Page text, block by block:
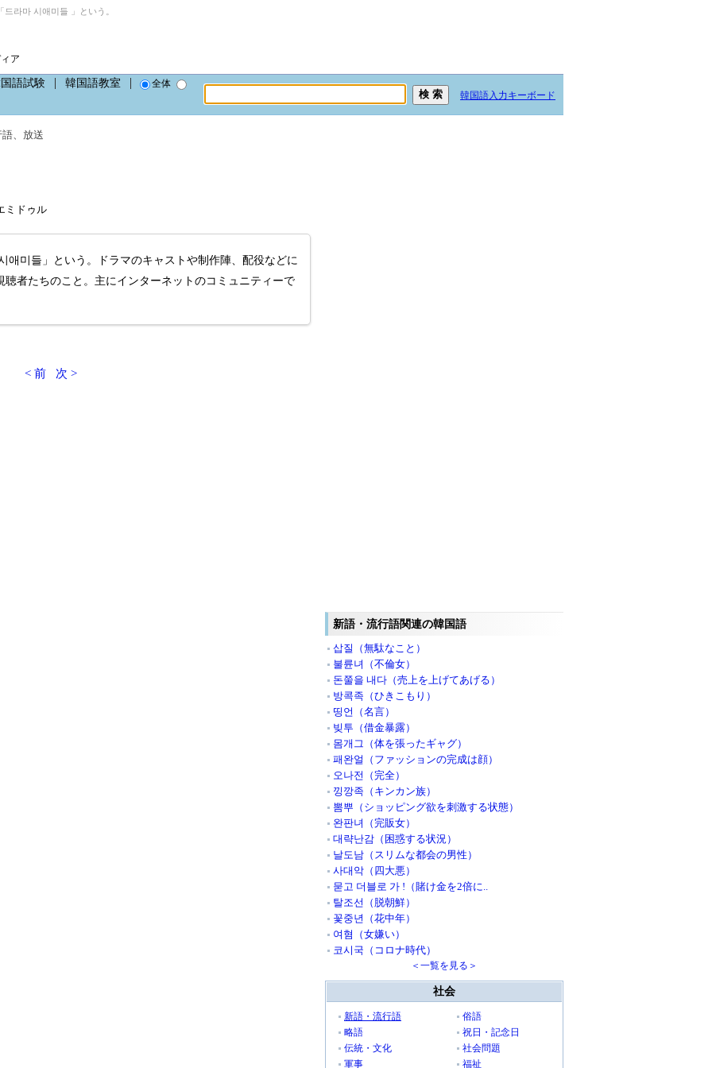
라마 시애미들 」という。
ア
語試験 韓国語教室
全体
韓国語入力キーボード
語、 放送
ミドゥル
애미들」という。ドラマのキャストや制作陣、配役などに
者たちのこと。主にインターネットのコミュニティーで
< 前 次 >
新語・流行語関連の韓国語
삽질（無駄なこと）
불륜녀（不倫女）
돈쭐을 내다（売上を上げてあげる）
방콕족（ひきこもり）
띵언（名言）
빚투（借金暴露）
몸개그（体を張ったギャグ）
패완얼（ファッションの完成は顔）
오나전（完全）
낑깡족（キンカン族）
뽐뿌（ショッピング欲を刺激する状態）
완판녀（完販女）
대략난감（困惑する状況）
날도남（スリムな都会の男性）
사대악（四大悪）
묻고 더블로 가 !（賭け金を2倍に..
탈조선（脱朝鮮）
꽃중년（花中年）
여혐（女嫌い）
코시국（コロナ時代）
＜一覧を見る＞
社会
新語・流行語
俗語
略語
祝日・記念日
伝統・文化
社会問題
軍事
福祉